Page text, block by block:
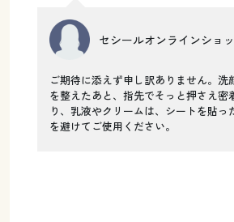
セシールオンラインショ
ご期待に添えず申し訳ありません。洗
を整えたあと、指先でそっと押さえ密
り、乳液やクリームは、シートを貼っ
を避けてご使用ください。